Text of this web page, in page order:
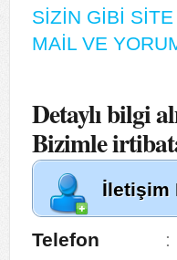
SİZİN GİBİ
MAİL VE
Detaylı bilgi
Bizimle
İletişim
Telefon :